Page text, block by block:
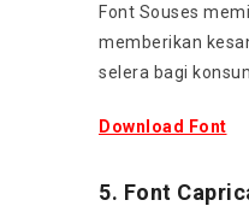
Font Souses
memberikan
selera bagi
Download Font
5. Font